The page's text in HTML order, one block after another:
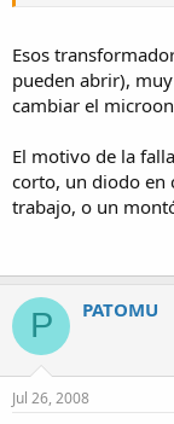
Esos
pueden abrir),
cambiar el
El motivo de la
corto, un diodo en
trabajo, o un
P PATOMU
Jul 26, 2008